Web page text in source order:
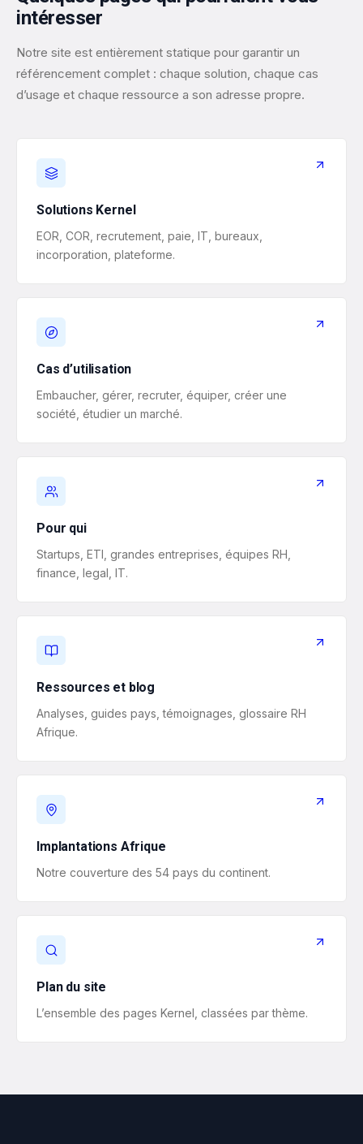
intéresser
Notre site est entièrement statique pour garantir un
référencement complet : chaque solution, chaque cas
d’usage et chaque ressource a son adresse propre.
Solutions Kernel
EOR, COR, recrutement, paie, IT, bureaux,
incorporation, plateforme.
Cas d’utilisation
Embaucher, gérer, recruter, équiper, créer une
société, étudier un marché.
Pour qui
Startups, ETI, grandes entreprises, équipes RH,
finance, legal, IT.
Ressources et blog
Analyses, guides pays, témoignages, glossaire RH
Afrique.
Implantations Afrique
Notre couverture des 54 pays du continent.
Plan du site
L’ensemble des pages Kernel, classées par thème.